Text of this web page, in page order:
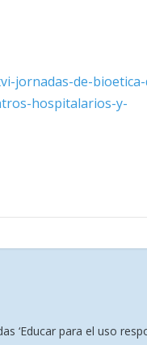
jornadas-de-
hospitalarios-y-
‘Educar para el uso